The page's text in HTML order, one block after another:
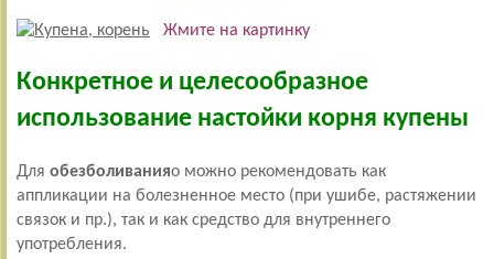
Жмите на картинку
Конкретное и целесообразное
использование настойки корня купены
Для обезболиванияо можно рекомендовать как
аппликации на болезненное место (при ушибе, растяжении
связок и пр.), так и как средство для внутреннего
употребления.